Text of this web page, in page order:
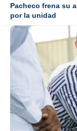
Pacheco frena su
por la unidad